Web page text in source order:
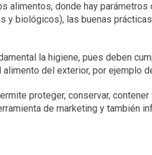
alimentos, donde hay
biológicos), las buenas
la higiene, pues deben
del exterior, por ejemplo
proteger, conservar, contener
de marketing y también